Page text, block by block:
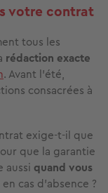
votre contrat
tous les
rédaction exacte
. Avant l'été,
consacrées à
exige-t-il que
que la garantie
aussi quand vous
cas d'absence ?